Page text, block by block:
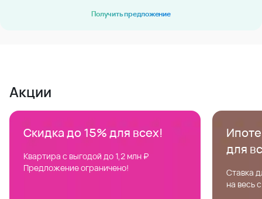
Получить предложение
Акции
Скидка до 15% для всех!
Квартира с выгодой до 1,2 млн ₽
Предложение ограничено!
для
Ставка
на весь